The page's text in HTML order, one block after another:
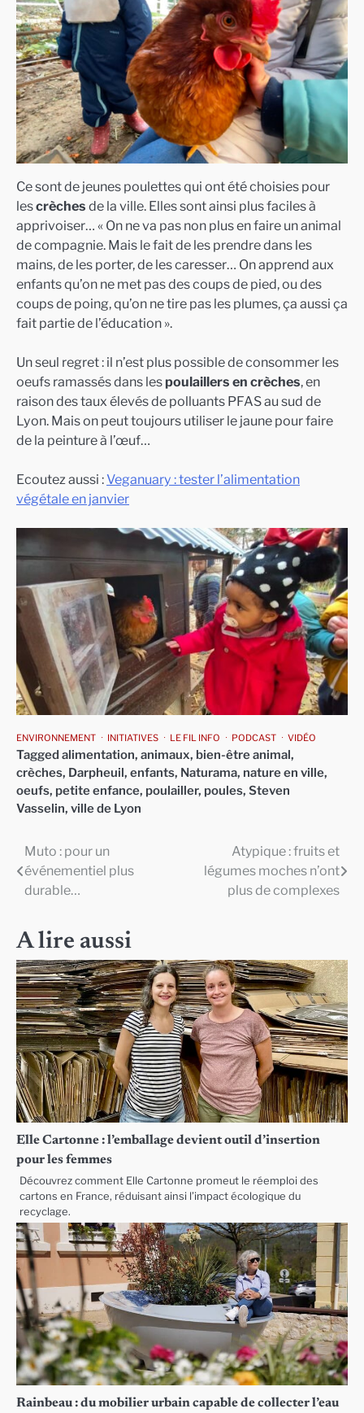
Ce sont de jeunes poulettes qui ont été choisies pour
lescrèches de la ville. Elles sont ainsi plus faciles à
apprivoiser… « On ne va pas non plus en faire un animal
de compagnie. Mais le fait de les prendre dans les
mains, de les porter, de les caresser… On apprend aux
enfants qu’on ne met pas des coups de pied, ou des
coups de poing, qu’on ne tire pas les plumes, ça aussi ça
fait partie de l’éducation ».
Un seul regret : il n’est plus possible de consommer les
oeufs ramassés dans les poulaillers en crèches, en
raison des taux élevés de polluants PFAS au sud de
Lyon. Mais on peut toujours utiliser le jaune pour faire
de la peinture à l’œuf…
Ecoutez aussi :Veganuary : tester l’alimentation
végétale en janvier
ENVIRONNEMENT INITIATIVES LE FIL INFO PODCAST VIDÉO
Tagged alimentation, animaux, bien-être animal,
crèches, Darpheuil, enfants, Naturama, nature en ville,
oeufs, petite enfance, poulailler, poules, Steven
Vasselin, ville de Lyon
Navigation
de
Muto : pour un
événementiel plus
durable…
Atypique : fruits et
légumes moches n’ont
plus de complexes
A lire aussi
Elle Cartonne : l’emballage devient outil d’insertion
pour les femmes
Découvrez comment Elle Cartonne promeut le réemploi des
cartons en France, réduisant ainsi l’impact écologique du
recyclage.
Rainbeau : du mobilier urbain capable de collecter l’eau